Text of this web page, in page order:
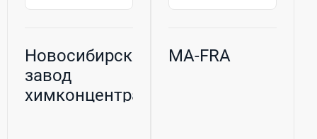
Новосибирский
завод
химконцентратов
MA-FRA